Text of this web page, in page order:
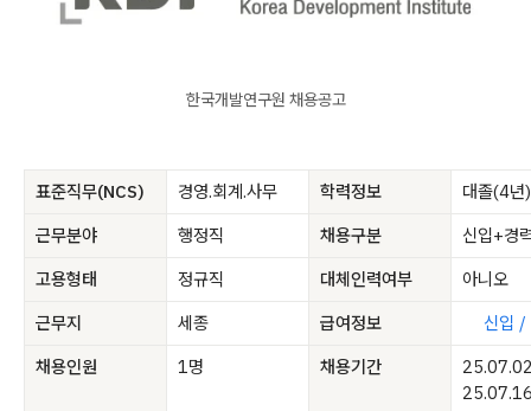
한국개발연구원 채용공고
표준직무(NCS) 경영.회계.사무 학력정보
대졸(4년)
근무분야
행정직 채용구분
신입+경
고용형태
정규직 대체인력여부
아니오
근무지
세종 급여정보
신입 /
채용인원
1명 채용기간